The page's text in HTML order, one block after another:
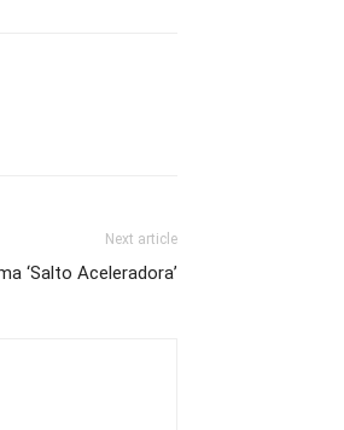
Next article
‘Salto Aceleradora’